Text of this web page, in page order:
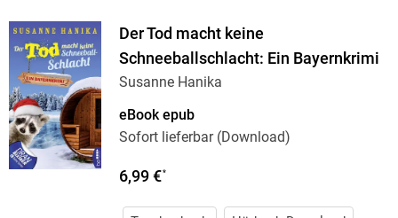
Der Tod macht keine
Schneeballschlacht: Ein Bayernkrimi
Susanne Hanika
eBook epub
Sofort lieferbar (Download)
6,99 €*